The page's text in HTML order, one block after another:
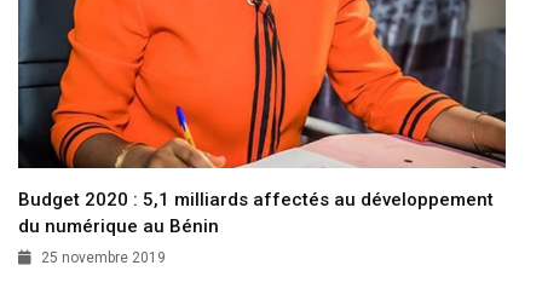
Budget 2020 : 5,1 milliards affectés au développement
du numérique au Bénin
25 novembre 2019